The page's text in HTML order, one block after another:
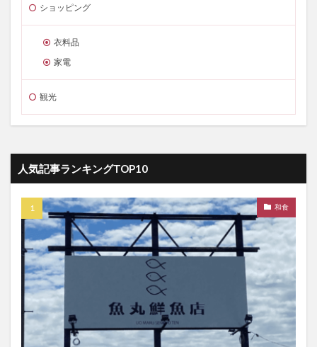
ショッピング
衣料品
家電
観光
人気記事ランキングTOP10
和食